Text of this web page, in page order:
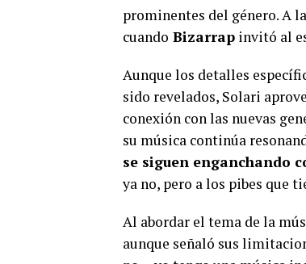
prominentes del género. A
cuando Bizarrap invitó al
Aunque los detalles
sido revelados, Solari
conexión con las nuevas
su música continúa
se siguen enganchando
ya no, pero a los pibes que
Al abordar el tema de la
aunque señaló sus